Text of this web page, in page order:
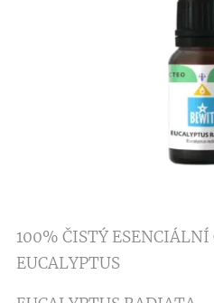
100% ČISTÝ
EUCALYPTUS